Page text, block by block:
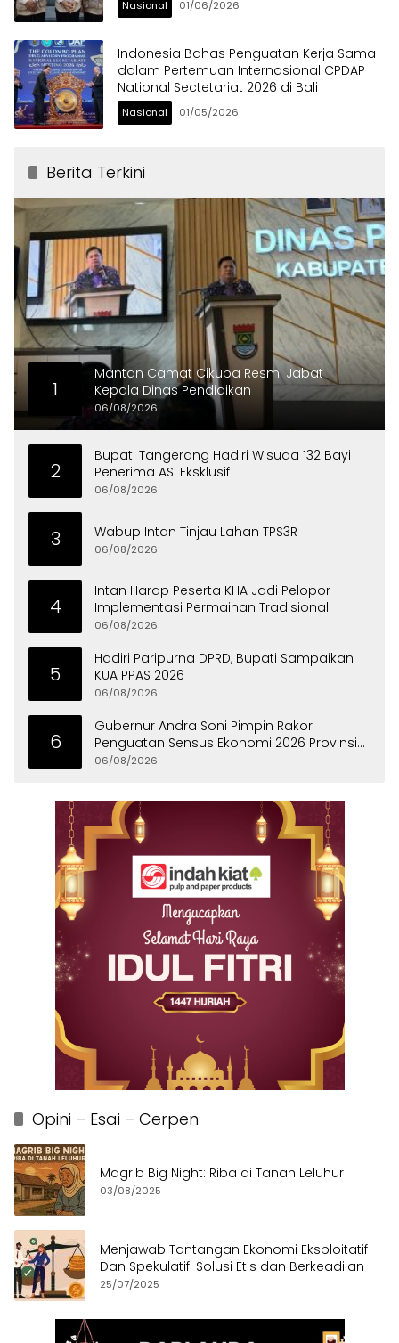
Nasional 01/06/2026
Indonesia Bahas Penguatan Kerja Sama
dalam Pertemuan Internasional CPDAP
National Sectetariat 2026 di Bali
Nasional 01/05/2026
Berita Terkini
1
Mantan Camat Cikupa Resmi Jabat
Kepala Dinas Pendidikan
06/08/2026
2
Bupati Tangerang Hadiri Wisuda 132 Bayi
Penerima ASI Eksklusif
06/08/2026
3 Wabup Intan Tinjau Lahan TPS3R
06/08/2026
4
Intan Harap Peserta KHA Jadi Pelopor
Implementasi Permainan Tradisional
06/08/2026
5
Hadiri Paripurna DPRD, Bupati Sampaikan
KUA PPAS 2026
06/08/2026
6
Gubernur Andra Soni Pimpin Rakor
Penguatan Sensus Ekonomi 2026 Provinsi
Banten
06/08/2026
Opini – Esai – Cerpen
Magrib Big Night: Riba di Tanah Leluhur
03/08/2025
Menjawab Tantangan Ekonomi Eksploitatif
Dan Spekulatif: Solusi Etis dan Berkeadilan
25/07/2025